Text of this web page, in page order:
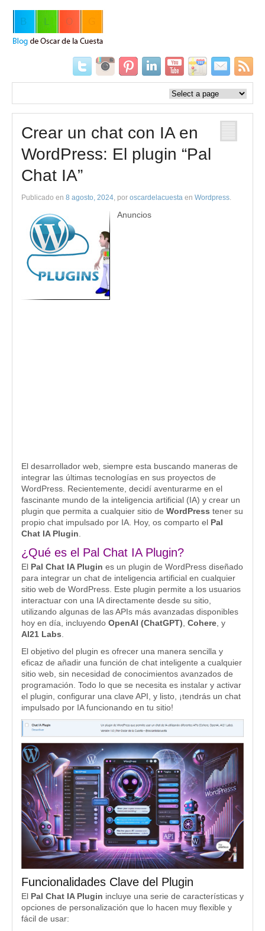
Crear un chat con IA en
WordPress: El plugin “Pal
Chat IA”
Publicado en 8 agosto, 2024, por oscardelacuesta en Wordpress.
Anuncios
El desarrollador web, siempre esta buscando maneras de
integrar las últimas tecnologías en sus proyectos de
WordPress. Recientemente, decidí aventurarme en el
fascinante mundo de la inteligencia artificial (IA) y crear un
plugin que permita a cualquier sitio de WordPress tener su
propio chat impulsado por IA. Hoy, os comparto el Pal
Chat IA Plugin
¿Qué es el Pal Chat IA Plugin?
El Pal Chat IA Plugin es un plugin de WordPress diseñado
para integrar un chat de inteligencia artificial en cualquier
sitio web de WordPress. Este plugin permite a los usuarios
interactuar con una IA directamente desde su sitio,
utilizando algunas de las APIs más avanzadas disponibles
hoy en día, incluyendo OpenAI (ChatGPT) Cohere , y
AI21 Labs
El objetivo del plugin es ofrecer una manera sencilla y
eficaz de añadir una función de chat inteligente a cualquier
sitio web, sin necesidad de conocimientos avanzados de
programación. Todo lo que se necesita es instalar y activar
el plugin, configurar una clave API, y listo, ¡tendrás un chat
impulsado por IA funcionando en tu sitio!
Funcionalidades Clave del Plugin
El Pal Chat IA Plugin incluye una serie de características y
opciones de personalización que lo hacen muy flexible y
fácil de usar: